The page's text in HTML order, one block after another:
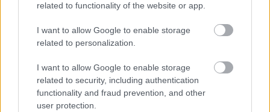
related to functionality of the website or app.
I want to allow Google to enable storage
related to personalization.
I want to allow Google to enable storage
related to security, including authentication
functionality and fraud prevention, and other
user protection.
Egyelőre azért a kiadók nem attól félnek, hogy az MI
mindjárt olyan zenékkel áll elő, amiket nagy
tömegek ugyanúgy szeretnek, mint az igazi emberek
igazi zenéit. Éppen elég érvágást jelentene, ha
relaxálós vagy gyúrós playlistekhez, kis
költségvetésű filmek, videók, livestreamek
aláfestéséhez elviselhető zenét gyártana. A félelem
hátterében félig kimondva ott van, hogy a stream